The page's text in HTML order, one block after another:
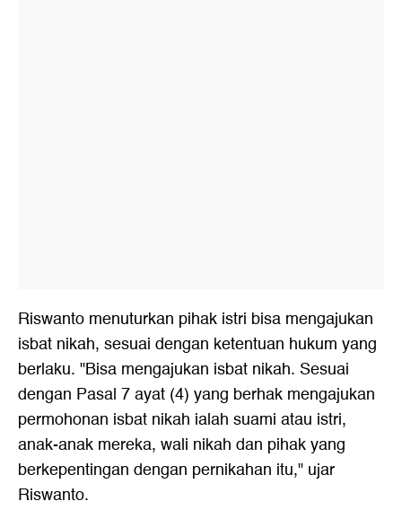
Riswanto menuturkan pihak istri bisa mengajukan
isbat nikah, sesuai dengan ketentuan hukum yang
berlaku. "Bisa mengajukan isbat nikah. Sesuai
dengan Pasal 7 ayat (4) yang berhak mengajukan
permohonan isbat nikah ialah suami atau istri,
anak-anak mereka, wali nikah dan pihak yang
berkepentingan dengan pernikahan itu," ujar
Riswanto.